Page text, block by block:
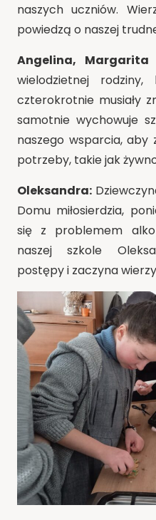
naszych uczniów.
powiedzą o naszej
Angelina,
wielodzietnej
czterokrotnie musiały
samotnie wychowuje
naszego wsparcia,
potrzeby, takie jak
Oleksandra:
Domu miłosierdzia,
się z problemem
naszej szkole
postępy i zaczyna